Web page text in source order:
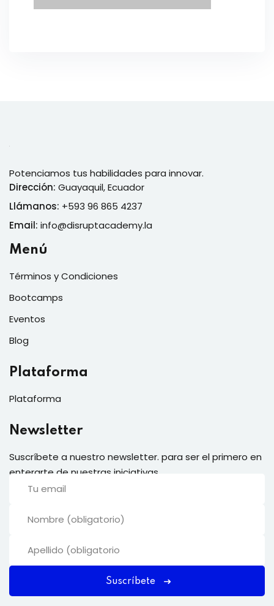
Dirección:
Llámanos:
+593 96 865 4237
Menú
Términos y Condiciones
Blog
Plataforma
Plataforma
Newsletter
Suscríbete a nuestro newsletter. para ser el primero en